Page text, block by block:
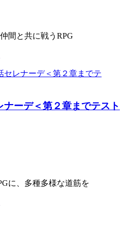
間と共に戦うRPG
ーデ＜第２章までテスト
に、多種多様な道筋を